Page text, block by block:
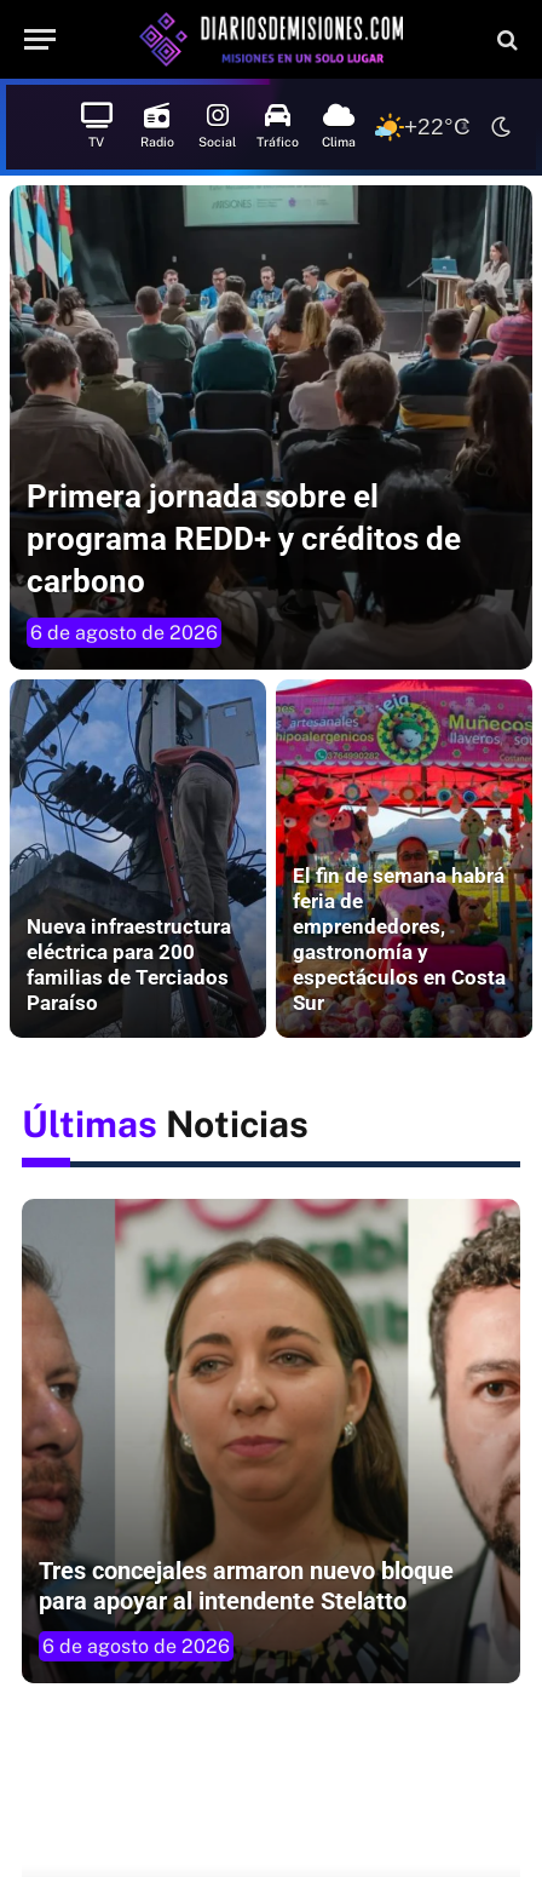
TV Radio Social Tráfico Clima
+22°C
Primera jornada sobre el
programa REDD+ y créditos de
carbono
6 de agosto de 2026
Nueva infraestructura
eléctrica para 200
familias de Terciados
Paraíso
El fin de semana habrá
feria de
emprendedores,
gastronomía y
espectáculos en Costa
Sur
Últimas Noticias
Tres concejales armaron nuevo bloque
para apoyar al intendente Stelatto
6 de agosto de 2026